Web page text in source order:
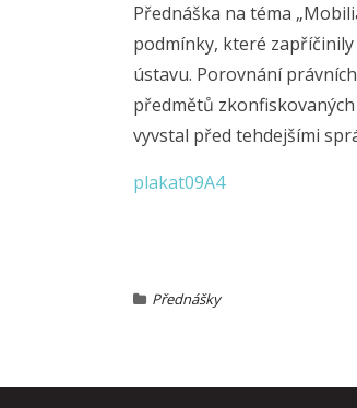
Přednáška na téma
podmínky, které
ústavu. Porovnání
předmětů
vyvstal před tehdejšími
plakat09A4
Přednášky